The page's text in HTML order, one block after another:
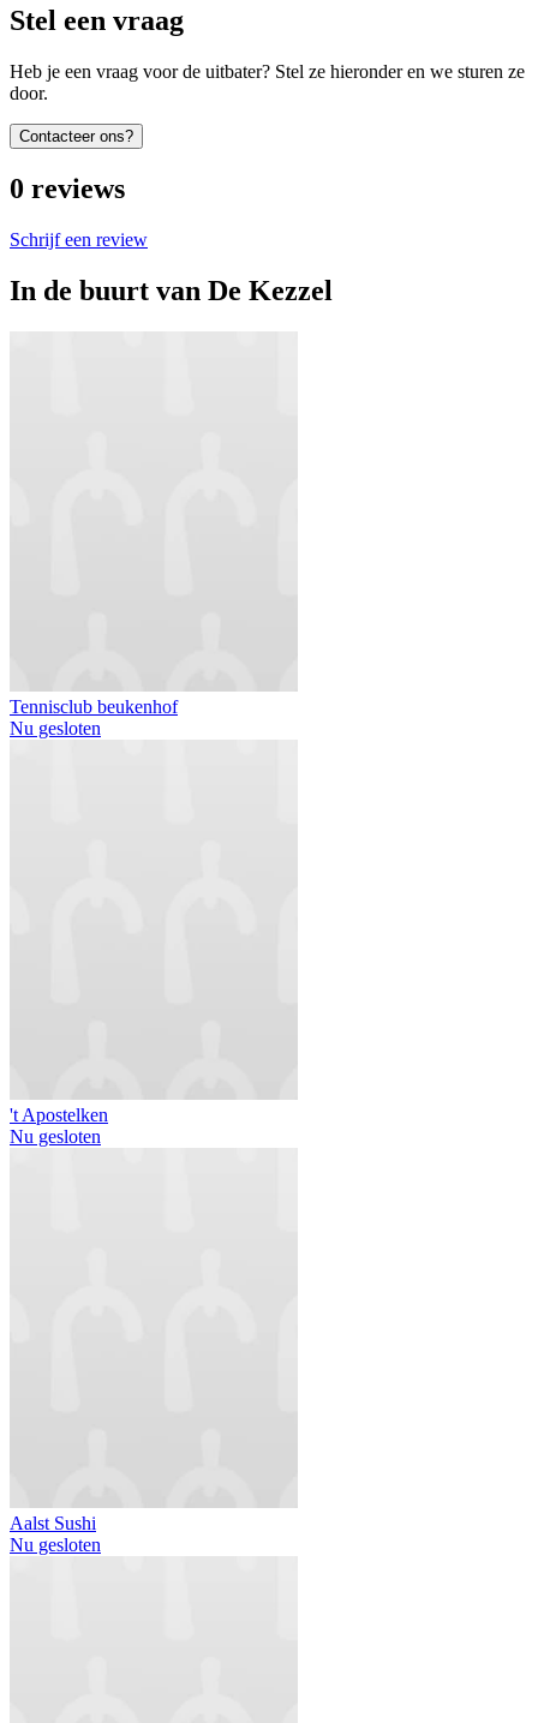
Stel een vraag
Heb je een vraag voor de uitbater? Stel ze hieronder en we sturen ze
door.
Contacteer ons?
0 reviews
Schrijf een review
In de buurt van De Kezzel
Tennisclub beukenhof
Nu gesloten
't Apostelken
Nu gesloten
Aalst Sushi
Nu gesloten